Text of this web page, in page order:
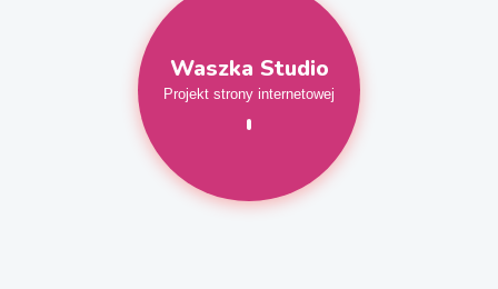
Waszka Studio
Projekt strony internetowej